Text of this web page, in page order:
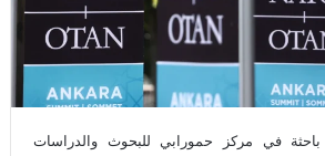
في مركز حمورابي للبحوث والدراسات